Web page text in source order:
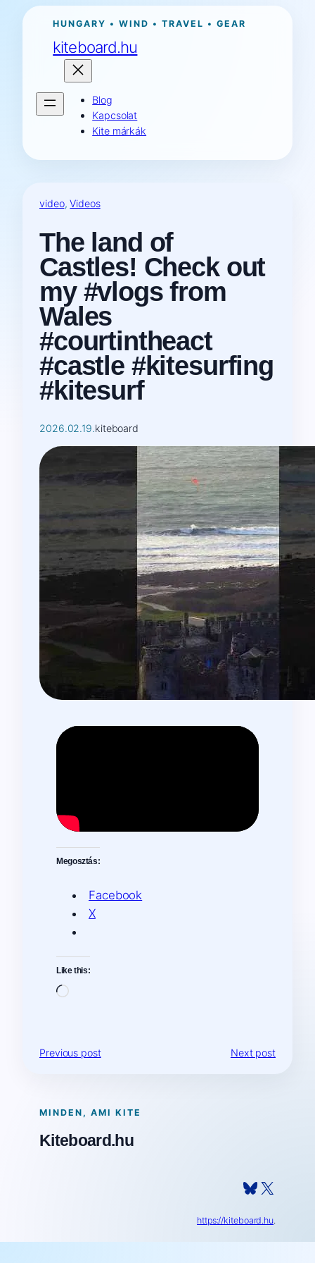
Ugrás
tartalomhoz
HUNGARY • WIND • TRAVEL • GEAR
kiteboard.hu
Blog
Kapcsolat
Kite márkák
video, Videos
The land of
Castles! Check out
my #vlogs from
Wales
#courtintheact
#castle #kitesurfing
#kitesurf
2026.02.19.kiteboard
Megosztás:
Facebook
X
Like this:
Loading…
Previous post Next post
MINDEN, AMI KITE
Kiteboard.hu
Bluesky X
https://kiteboard.hu.